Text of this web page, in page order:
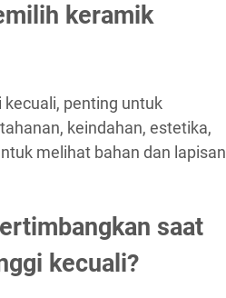
keramik
penting untuk
keindahan, estetika,
melihat bahan dan lapisan
saat
kecuali?